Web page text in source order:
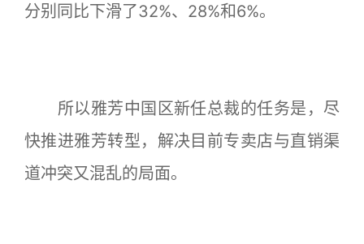
分别同比下滑了32%、28%和6%。
所以雅芳中国区新任总裁的任务是，尽
快推进雅芳转型，解决目前专卖店与直销渠
道冲突又混乱的局面。